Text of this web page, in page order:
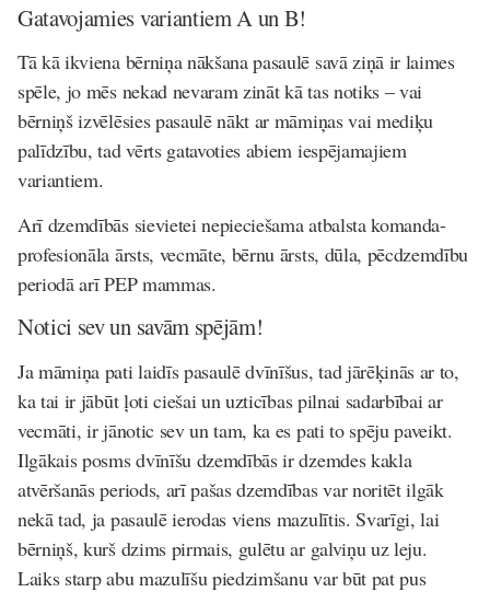
Gatavojamies variantiem A un B!
Tā kā ikviena bērniņa nākšana pasaulē savā ziņā ir laimes
spēle, jo mēs nekad nevaram zināt kā tas notiks – vai
bērniņš izvēlēsies pasaulē nākt ar māmiņas vai mediķu
palīdzību, tad vērts gatavoties abiem iespējamajiem
variantiem.
Arī dzemdībās sievietei nepieciešama atbalsta komanda-
profesionāla ārsts, vecmāte, bērnu ārsts, dūla, pēcdzemdību
periodā arī PEP mammas.
Notici sev un savām spējām!
Ja māmiņa pati laidīs pasaulē dvīnīšus, tad jārēķinās ar to,
ka tai ir jābūt ļoti ciešai un uzticības pilnai sadarbībai ar
vecmāti, ir jānotic sev un tam, ka es pati to spēju paveikt.
Ilgākais posms dvīnīšu dzemdībās ir dzemdes kakla
atvēršanās periods, arī pašas dzemdības var noritēt ilgāk
nekā tad, ja pasaulē ierodas viens mazulītis. Svarīgi, lai
bērniņš, kurš dzims pirmais, gulētu ar galviņu uz leju.
Laiks starp abu mazulīšu piedzimšanu var būt pat pus